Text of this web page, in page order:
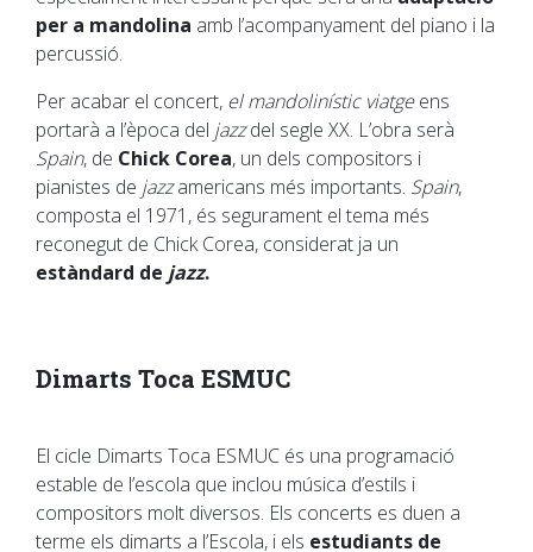
per a mandolina amb l’acompanyament del piano i la
percussió.
Per acabar el concert, el mandolinístic viatgeens
portarà a l’època del jazzdel segle XX. L’obra serà
Spain, de Chick Corea, un dels compositors i
pianistes de jazzamericans més importants. Spain,
composta el 1971, és segurament el tema més
reconegut de Chick Corea, considerat ja un
estàndard de jazz.
Dimarts Toca ESMUC
El cicle Dimarts Toca ESMUC és una programació
estable de l’escola que inclou música d’estils i
compositors molt diversos. Els concerts es duen a
terme els dimarts a l’Escola, i els estudiants de